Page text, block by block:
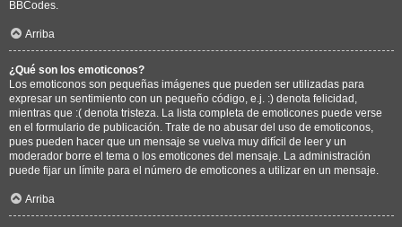
BBCodes.
Arriba
¿Qué son los emoticonos?
Los emoticonos son pequeñas imágenes que pueden ser utilizadas para
expresar un sentimiento con un pequeño código, e.j. :) denota felicidad,
mientras que :( denota tristeza. La lista completa de emoticones puede verse
en el formulario de publicación. Trate de no abusar del uso de emoticonos,
pues pueden hacer que un mensaje se vuelva muy difícil de leer y un
moderador borre el tema o los emoticones del mensaje. La administración
puede fijar un límite para el número de emoticones a utilizar en un mensaje.
Arriba